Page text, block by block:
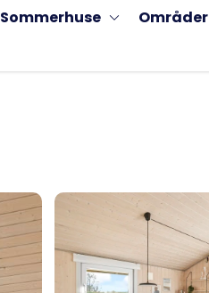
Sommerhuse Områder